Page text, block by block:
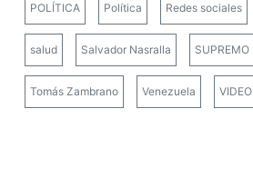
POLÍTICA Política Redes sociales
salud Salvador Nasralla SUPREMO
Tomás Zambrano Venezuela VIDEO